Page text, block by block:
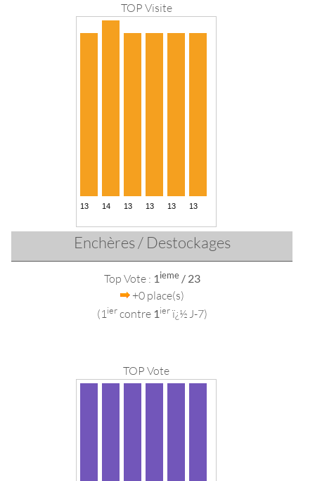
TOP Visite
Enchères / Destockages
Top Vote : 1ieme/ 23
+0 place(s)
(1 iercontre 1ierï¿½ J-7)
TOP Vote